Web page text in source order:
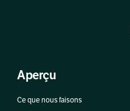
Aperçu
Ce que nous faisons